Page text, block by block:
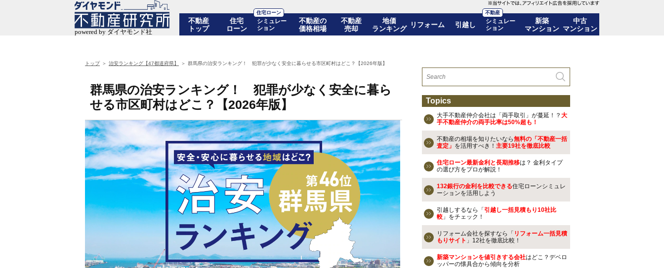
不動産
トップ
住宅
ローン
住宅ローン
シミュレー
ション
不動産の
価格相場
不動産
売却
地価
ランキング
リフォーム 引越し
不動産
シミュレー
ション
新築
マンション
中古
マンション
トップ 治安ランキング【47都道府県】 群馬県の治安ランキング！ 犯罪が少なく安全に暮らせる市区町村はどこ？【2026年版】
群馬県の治安ランキング！ 犯罪が少なく安全に暮ら
せる市区町村はどこ？【2026年版】
Topics
大手不動産仲介会社は「両手取引」が蔓延！？ 大
手不動産仲介の両手比率は50%超も！
不動産の相場を知りたいなら無料の「不動産一括
査定」 を活用すべき！ 主要19社を徹底比較
住宅ローン最新金利と長期推移は？ 金利タイプ
の選び方をプロが解説！
132銀行の金利を比較できる住宅ローンシミュレ
ーションを活用しよう
引越しするなら「 引越し一括見積もり10社比
較 」をチェック！
リフォーム会社を探すなら「 リフォーム一括見積
もりサイト 」12社を徹底比較！
新築マンションを値引きする会社はどこ？デベロ
ッパーの懐具合から傾向を分析